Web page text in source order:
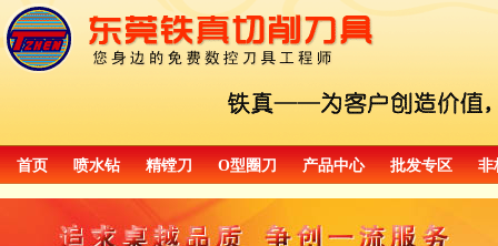
首页 喷水钻 精镗刀 O型圈刀 产品中心 批发专区 非